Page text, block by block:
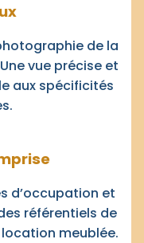
de la
vue précise et
aux spécificités
d’occupation et
référentiels de
meublée.